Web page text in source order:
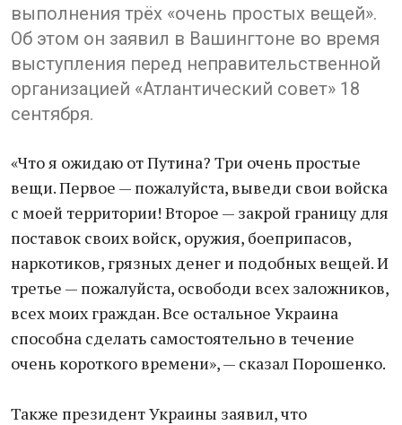
выполнения трёх «очень простых вещей».
Об этом он заявил в Вашингтоне во время
выступления перед неправительственной
организацией «Атлантический совет» 18
сентября.
«Что я ожидаю от Путина? Три очень простые
вещи. Первое — пожалуйста, выведи свои войска
с моей территории! Второе — закрой границу для
поставок своих войск, оружия, боеприпасов,
наркотиков, грязных денег и подобных вещей. И
третье — пожалуйста, освободи всех заложников,
всех моих граждан. Все остальное Украина
способна сделать самостоятельно в течение
очень короткого времени», — сказал Порошенко.
Также президент Украины заявил, что